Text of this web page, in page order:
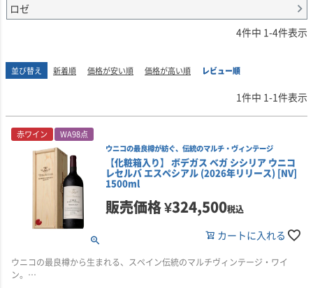
ロゼ
4件中 1-4件表示
並び替え 新着順 価格が安い順 価格が高い順 レビュー順
1件中 1-1件表示
赤ワイン WA98点
ウニコの最良樽が紡ぐ、伝統のマルチ・ヴィンテージ
【化粧箱入り】 ボデガス ベガ シシリア ウニコ
レセルバ エスペシアル (2026年リリース) [NV]
1500ml
販売価格¥324,500税込
カートに入れる
ウニコの最良樽から生まれる、スペイン伝統のマルチヴィンテージ・ワイ
ン。